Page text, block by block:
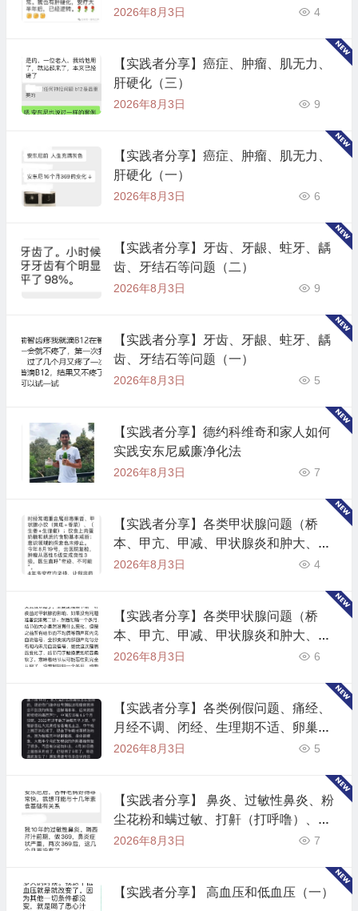
2026年8月3日 4
【实践者分享】癌症、肿瘤、肌无力、
肝硬化（三）
2026年8月3日 9
【实践者分享】癌症、肿瘤、肌无力、
肝硬化（一）
2026年8月3日 6
【实践者分享】牙齿、牙龈、蛀牙、龋
齿、牙结石等问题（二）
2026年8月3日 9
【实践者分享】牙齿、牙龈、蛀牙、龋
齿、牙结石等问题（一）
2026年8月3日 5
【实践者分享】德约科维奇和家人如何
实践安东尼威廉净化法
2026年8月3日 7
【实践者分享】各类甲状腺问题（桥
本、甲亢、甲减、甲状腺炎和肿大、抗
体指标高)（二）
2026年8月3日 4
【实践者分享】各类甲状腺问题（桥
本、甲亢、甲减、甲状腺炎和肿大、抗
体指标高)（一）
2026年8月3日 6
【实践者分享】各类例假问题、痛经、
月经不调、闭经、生理期不适、卵巢早
衰等（二）
2026年8月3日 5
【实践者分享】 鼻炎、过敏性鼻炎、粉
尘花粉和螨过敏、打鼾（打呼噜）、呼
吸不通畅、嗅觉失灵（一）
2026年8月3日 7
【实践者分享】 高血压和低血压（一）